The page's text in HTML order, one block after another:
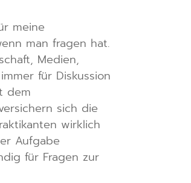
meine
man fragen hat.
Medien,
für Diskussion
dem
sich die
wirklich
Aufgabe
für Fragen zur